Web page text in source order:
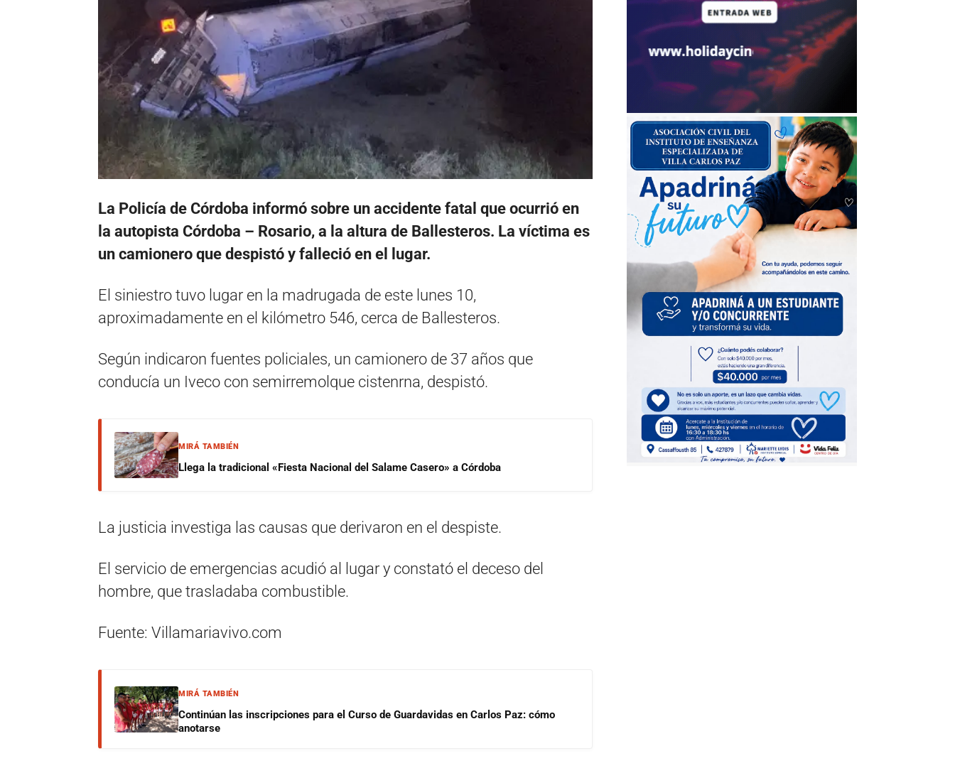
La Policía de Córdoba informó sobre un accidente fatal que ocurrió en
la autopista Córdoba – Rosario, a la altura de Ballesteros. La víctima es
un camionero que despistó y falleció en el lugar.
El siniestro tuvo lugar en la madrugada de este lunes 10,
aproximadamente en el kilómetro 546, cerca de Ballesteros.
Según indicaron fuentes policiales, un camionero de 37 años que
conducía un Iveco con semirremolque cistenrna, despistó.
MIRÁ TAMBIÉN
Llega la tradicional «Fiesta Nacional del Salame Casero» a Córdoba
La justicia investiga las causas que derivaron en el despiste.
El servicio de emergencias acudió al lugar y constató el deceso del
hombre, que trasladaba combustible.
Fuente: Villamariavivo.com
MIRÁ TAMBIÉN
Continúan las inscripciones para el Curso de Guardavidas en Carlos Paz: cómo
anotarse